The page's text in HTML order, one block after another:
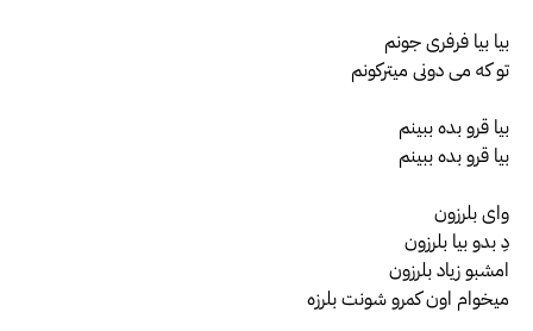
بیا بیا فرفری جونم
تو که می دونی میترکونم
بیا قرو بده ببینم
بیا قرو بده ببینم
وای بلرزون
دِ بدو بیا بلرزون
امشبو زیاد بلرزون
میخوام اون کمرو شونت بلرزه